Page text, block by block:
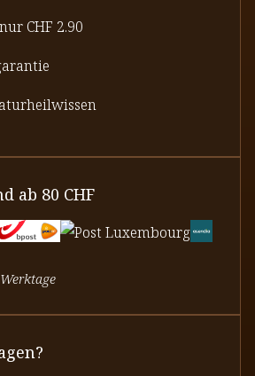
CHF 2.90
ab 80 CHF